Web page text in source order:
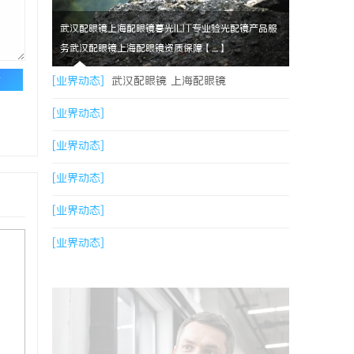
武汉配眼镜上海配眼镜暮光ILIT专业验光配镜产品服
务武汉配眼镜上海配眼镜资质保障【....】
[业界动态] 武汉配眼镜 上海配眼镜
[业界动态]
[业界动态]
[业界动态]
[业界动态]
[业界动态]